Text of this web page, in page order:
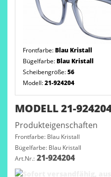
Frontfarbe: Blau Kristall
Bügelfarbe: Blau Kristall
Scheibengröße:56
Modell:21-924204
MODELL 21-
Produkteigenschaften
Frontfarbe: Blau Kristall
Bügelfarbe: Blau Kristall
Art.Nr.: 21-924204